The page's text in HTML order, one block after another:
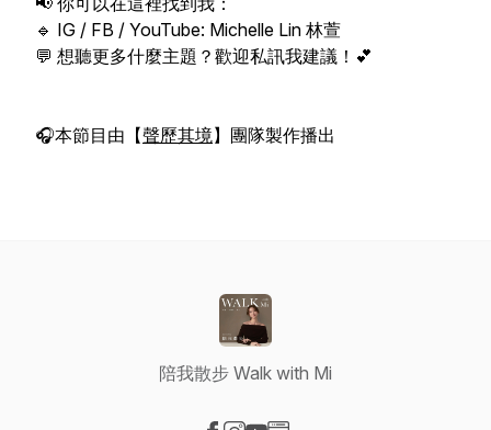
🔹 IG / FB / YouTube: Michelle Lin 林萱
💬 想聽更多什麼主題？歡迎私訊我建議！💕
🎧本節目由【聲歷其境】團隊製作播出
陪我散步 Walk with Mi